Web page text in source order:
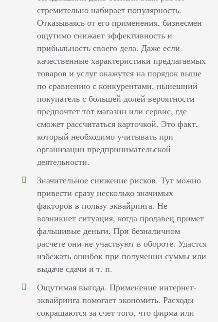
стремительно набирает популярность.
Отказываясь от его применения, бизнесмен
ощутимо снижает эффективность и
прибыльность своего дела. Даже если
качественные характеристики предлагаемых
товаров и услуг окажутся на порядок выше
по сравнению с конкурентами, нынешний
покупатель с большей долей вероятности
предпочтет тот магазин или сервис, где
сможет рассчитаться карточкой. Это факт,
который необходимо учитывать при
организации предпринимательской
деятельности.
Значительное снижение рисков. Тут можно
привести сразу несколько значимых
факторов в пользу эквайринга. Не
возникнет ситуация, когда продавец примет
фальшивые деньги. При безналичном
расчете они не участвуют в обороте. Удастся
избежать ошибок при получении суммы или
выдаче сдачи и т. п.
Ощутимая выгода. Применение интернет-
эквайринга помогает экономить. Расходы
сокращаются за счет того, что фирма или